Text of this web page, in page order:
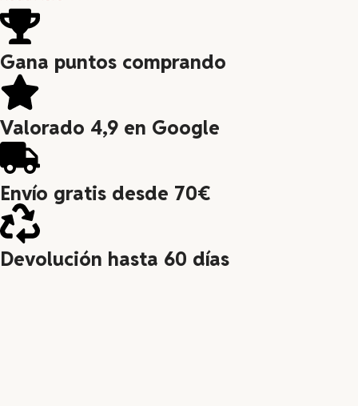
Gana puntos comprando
Valorado 4,9 en Google
Envío gratis desde 70€
Devolución hasta 60 días